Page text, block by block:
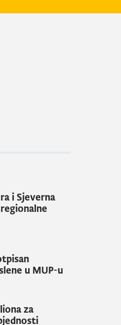
i Sjeverna
u MUP-u
za